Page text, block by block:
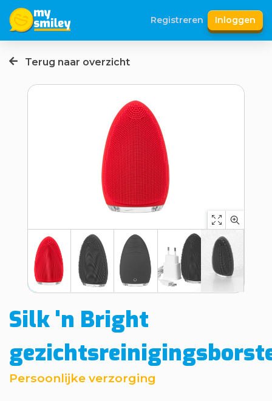
Registreren Inloggen
Terug naar overzicht
Silk 'n Bright
Persoonlijke verzorging